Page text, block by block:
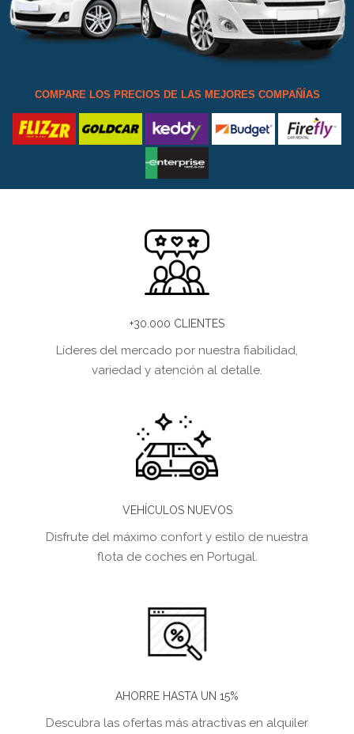
COMPARE LOS PRECIOS DE LAS MEJORES COMPAÑÍAS
+30.000 CLIENTES
Líderes del mercado por nuestra fiabilidad,
variedad y atención al detalle.
VEHÍCULOS NUEVOS
Disfrute del máximo confort y estilo de nuestra
flota de coches en Portugal.
AHORRE HASTA UN 15%
Descubra las ofertas más atractivas en alquiler